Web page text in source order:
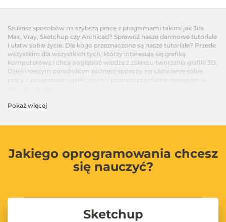
Szukasz sposobów na szybszą pracę z programami takimi jak 3ds
Max, Vray, Sketchup czy Archicad? Sprawdź nasze darmowe tutoriale
i ułatw sobie życie. Dla kogo przeznaczone są nasze tutoriale? Przede
wszystkim dla wszystkich tych, którzy interesują się grafiką
komputerową i chcą pogłębiać wiedzę z zakresu tworzenia grafiki 3D.
Dzięki naszym poradnikom poznasz sposoby na ułatwienie sobie
Pokaż więcej
Jakiego oprogramowania chcesz
się nauczyć?
Sketchup